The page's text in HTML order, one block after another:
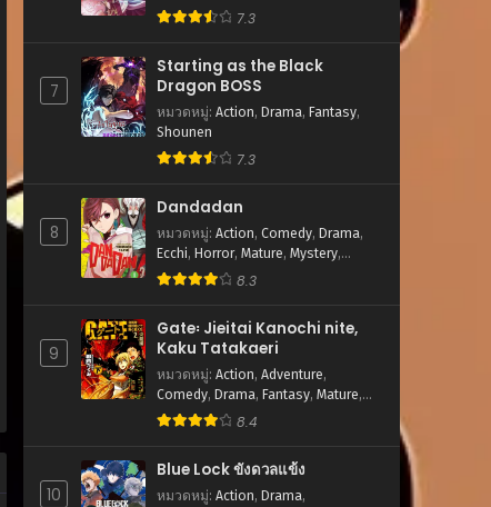
7.3
7
Starting as the Black
Dragon BOSS
หมวดหมู่: Action, Drama, Fantasy,
Shounen
7.3
8
Dandadan
หมวดหมู่: Action, Comedy, Drama,
Ecchi, Horror, Mature, Mystery,
Romance,School Life
8.3
9
Gate꞉ Jieitai Kanochi nite,
Kaku Tatakaeri
หมวดหมู่: Action, Adventure,
Comedy, Drama, Fantasy, Mature,
Romance,Seinen
8.4
10
Blue Lock ขังดวลแข้ง
หมวดหมู่: Action, Drama,